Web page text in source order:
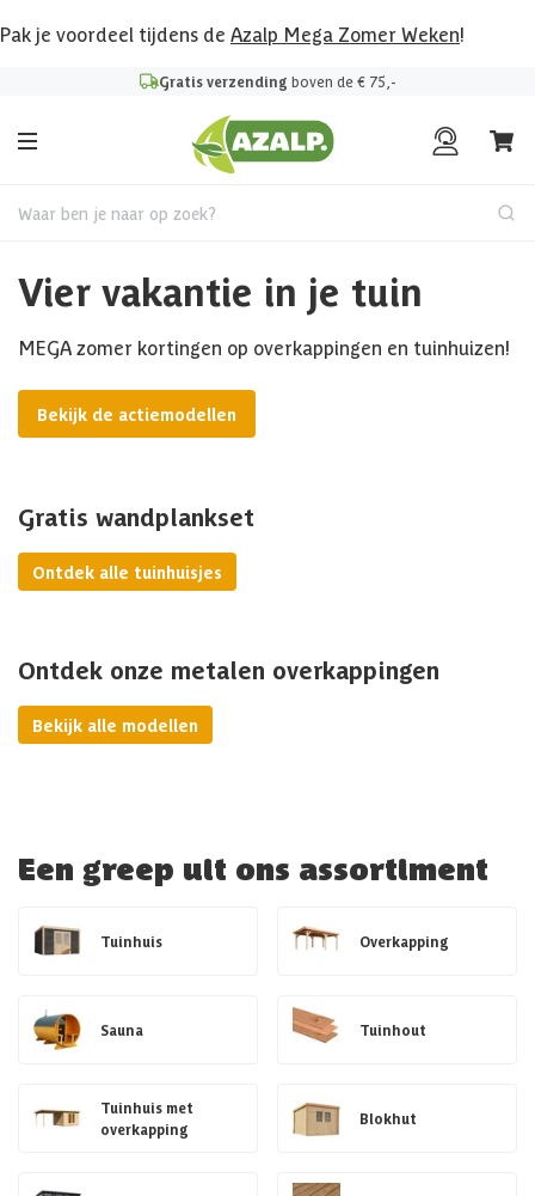
Pak je voordeel tijdens de Azalp Mega Zomer Weken!
Gratis verzending boven de € 75,-
Waar ben je naar op zoek?
Vier vakantie in je tuin
MEGA zomer kortingen op overkappingen en tuinhuizen!
Bekijk de actiemodellen
Gratis wandplankset
Ontdek alle tuinhuisjes
Ontdek onze metalen overkappingen
Bekijk alle modellen
Een greep uit ons assortiment
Tuinhuis Overkapping
Sauna Tuinhout
Tuinhuis met
overkapping
Blokhut